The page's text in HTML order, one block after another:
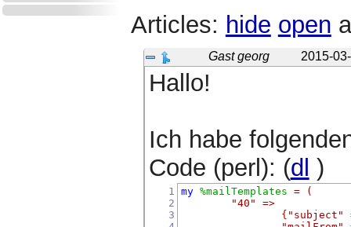
Articles: hide open
Gast georg 2015-
Hallo!
Ich habe
Code (perl): (dl )
1
2
3
my %mailTemplates =
(
"40"
=>
{ "subject"